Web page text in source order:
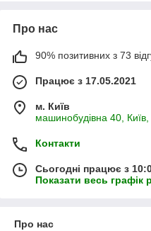
Про нас
90% позитивних з 73
Працює з 17.05.2021
м. Київ
машинобудівна 40, Київ,
Контакти
Сьогодні працює з
Показати весь графік
Про нас